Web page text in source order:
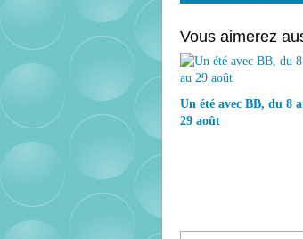
Vous aimerez
Un été avec BB, du 8
29 août